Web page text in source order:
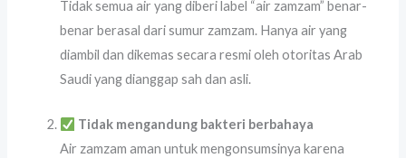
Tidak semua air yang diberi label “air zamzam” benar-
benar berasal dari sumur zamzam. Hanya air yang
diambil dan dikemas secara resmi oleh otoritas Arab
Saudi yang dianggap sah dan asli.
Tidak mengandung bakteri berbahaya
Air zamzam aman untuk mengonsumsinya karena